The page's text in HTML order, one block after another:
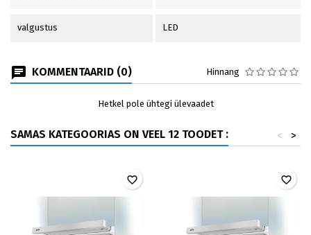
valgustus LED
KOMMENTAARID (0) Hinnang
Hetkel pole ühtegi ülevaadet
SAMAS KATEGOORIAS ON VEEL 12 TOODET : >
<
favorite_border favorite_border